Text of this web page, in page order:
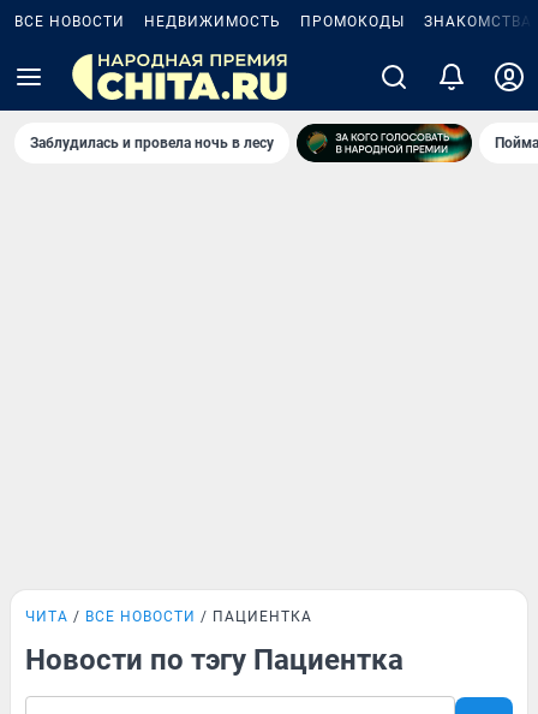
ВСЕ НОВОСТИ НЕДВИЖИМОСТЬ ПРОМОКОДЫ ЗНАКОМСТВА
Заблудилась и провела ночь в лесу
ЧИТА ВСЕ НОВОСТИ ПАЦИЕНТКА
Новости по тэгу Пациентка